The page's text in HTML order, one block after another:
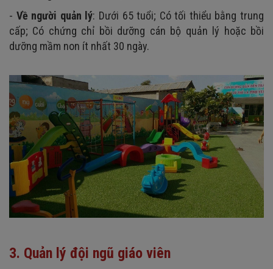
- Về người quản lý: Dưới 65 tuổi; Có tối thiểu bằng trung
cấp; Có chứng chỉ bồi dưỡng cán bộ quản lý hoặc bồi
dưỡng mầm non ít nhất 30 ngày.
3. Quản lý đội ngũ giáo viên